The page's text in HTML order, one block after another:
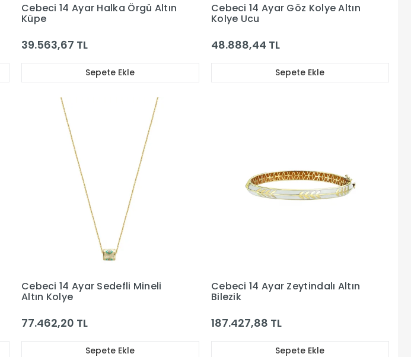
Cebeci 14 Ayar Halka Örgü Altın
Küpe
39.563,67 TL
Sepete Ekle
Cebeci 14 Ayar Göz Kolye Altın
Kolye Ucu
48.888,44 TL
Sepete Ekle
Cebeci 14 Ayar Sedefli Mineli
Altın Kolye
77.462,20 TL
Sepete Ekle
Cebeci 14 Ayar Zeytindalı Altın
Bilezik
187.427,88 TL
Sepete Ekle